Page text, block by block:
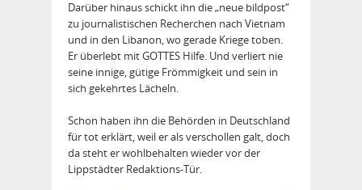
Darüber hinaus schickt ihn die „neue bildpost“
zu journalistischen Recherchen nach Vietnam
und in den Libanon, wo gerade Kriege toben.
Er überlebt mit GOTTES Hilfe. Und verliert nie
seine innige, gütige Frömmigkeit und sein in
sich gekehrtes Lächeln.
Schon haben ihn die Behörden in Deutschland
für tot erklärt, weil er als verschollen galt, doch
da steht er wohlbehalten wieder vor der
Lippstädter Redaktions-Tür.